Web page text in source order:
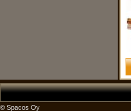
© Spacos Oy